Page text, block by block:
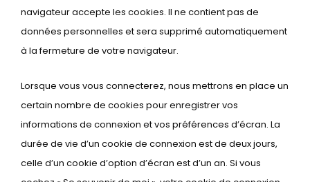
navigateur accepte les cookies. Il ne contient pas de
données personnelles et sera supprimé automatiquement
à la fermeture de votre navigateur.
Lorsque vous vous connecterez, nous mettrons en place un
certain nombre de cookies pour enregistrer vos
informations de connexion et vos préférences d’écran. La
durée de vie d’un cookie de connexion est de deux jours,
celle d’un cookie d’option d’écran est d’un an. Si vous